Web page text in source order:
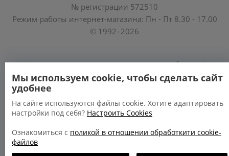
№ регистрации 572510
Режим работы интернет-магазина: Пн - Пт 8.30 - 17.00
© 1992–2026
Уполномоченные по защите прав потребителей
облисполкомов, Минского горисполкома:
https://www.mart.gov.by/activity/zashchita-prav-
potrebiteley/
БРЕСТСКАЯ ОБЛАСТЬ тел. (80162) 26 97 69;
Мы используем cookie, чтобы сделать сайт
удобнее
На сайте используются файлы cookie. Хотите адаптировать
настройки под себя? Настроить Cookies
Ознакомиться с поликой в отношении обработкити cookie-
файлов